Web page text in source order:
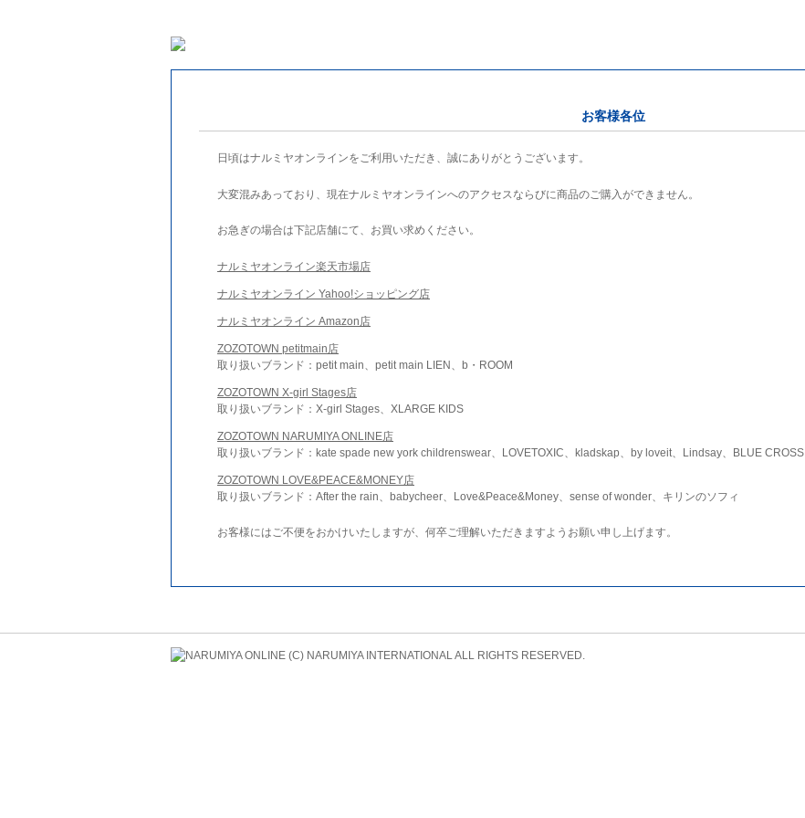
お客様各位
日頃はナルミヤオンラインをご利用いただき、誠にありがとうございます。
大変混みあっており、現在ナルミヤオンラインへのアクセスならびに商品のご購入ができません。
お急ぎの場合は下記店舗にて、お買い求めください。
ナルミヤオンライン楽天市場店
ナルミヤオンライン Yahoo!ショッピング店
ナルミヤオンライン Amazon店
ZOZOTOWN petitmain店
取り扱いブランド：petit main、petit main LIEN、b・ROOM
ZOZOTOWN X-girl Stages店
取り扱いブランド：X-girl Stages、XLARGE KIDS
ZOZOTOWN NARUMIYA ONLINE店
取り扱いブランド：kate spade new york childrenswear、LOVETOXIC、kladskap、by loveit、Lindsay、BLUE CROSS
ZOZOTOWN LOVE&PEACE&MONEY店
取り扱いブランド：After the rain、babycheer、Love&Peace&Money、sense of wonder、キリンのソフィ
お客様にはご不便をおかけいたしますが、何卒ご理解いただきますようお願い申し上げます。